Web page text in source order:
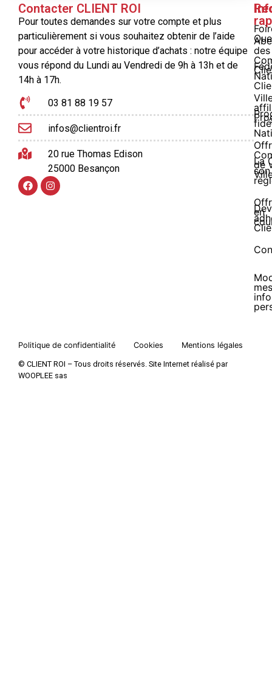
Contacter CLIENT ROI
Pour toutes demandes sur votre compte et plus
particulièrement si vous souhaitez obtenir de l’aide
pour accéder à votre historique d’achats : notre équipe
vous répond du Lundi au Vendredi de 9h à 13h et de
14h à 17h.
03 81 88 19 57
infos@clientroi.fr
20 rue Thomas Edison
25000 Besançon
La
son
des
de
en
mes
Politique de confidentialité Cookies Mentions légales
© CLIENT ROI – Tous droits réservés. Site Internet réalisé par
WOOPLEE sas